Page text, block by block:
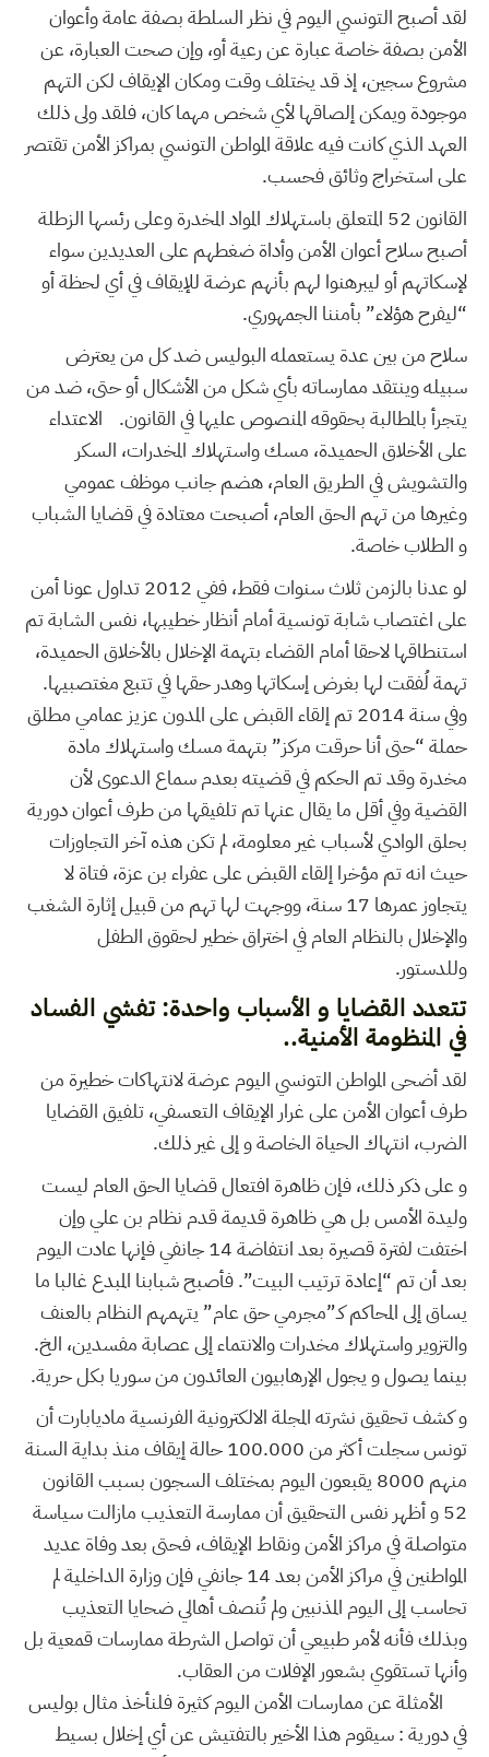
لقد أصبح التونسي اليوم في نظر السلطة بصفة عامة وأعوان
الأمن بصفة خاصة عبارة عن رعية أو، وإن صحت العبارة، عن
مشروع سجين، إذ قد يختلف وقت ومكان الإيقاف لكن التهم
موجودة ويمكن إلصاقها لأي شخص مهما كان، فلقد ولى ذلك
العهد الذي كانت فيه علاقة المواطن التونسي بمراكز الأمن تقتصر
على استخراج وثائق فحسب.
القانون 52 المتعلق باستهلاك المواد المخدرة وعلى رئسها الزطلة
أصبح سلاح أعوان الأمن وأداة ضغطهم على العديدين سواء
لإسكاتهم أو ليبرهنوا لهم بأنهم عرضة للإيقاف في أي لحظة أو
“ليفرح هؤلاء” بأمننا الجمهوري.
سلاح من بين عدة يستعمله البوليس ضد كل من يعترض
سبيله وينتقد ممارساته بأي شكل من الأشكال أو حتى، ضد من
يتجرأ بالمطالبة بحقوقه المنصوص عليها في القانون. الاعتداء
على الأخلاق الحميدة، مسك واستهلاك المخدرات، السكر
والتشويش في الطريق العام، هضم جانب موظف عمومي
وغيرها من تهم الحق العام، أصبحت معتادة في قضايا الشباب
و الطلاب خاصة.
لو عدنا بالزمن ثلاث سنوات فقط، ففي 2012 تداول عونا أمن
على اغتصاب شابة تونسية أمام أنظار خطيبها، نفس الشابة تم
استنطاقها لاحقا أمام القضاء بتهمة الإخلال بالأخلاق الحميدة،
تهمة لُفقت لها بغرض إسكاتها وهدر حقها في تتبع مغتصبيها.
وفي سنة 2014 تم إلقاء القبض على المدون عزيز عمامي مطلق
حملة “حتى أنا حرقت مركز” بتهمة مسك واستهلاك مادة
مخدرة وقد تم الحكم في قضيته بعدم سماع الدعوى لأن
القضية وفي أقل ما يقال عنها تم تلفيقها من طرف أعوان دورية
بحلق الوادي لأسباب غير معلومة، لم تكن هذه آخر التجاوزات
حيث انه تم مؤخرا إلقاء القبض على عفراء بن عزة، فتاة لا
يتجاوز عمرها 17 سنة، ووجهت لها تهم من قبيل إثارة الشغب
والإخلال بالنظام العام في اختراق خطير لحقوق الطفل
وللدستور.
تتعدد القضايا و الأسباب واحدة: تفشي الفساد
في المنظومة الأمنية..
لقد أضحى المواطن التونسي اليوم عرضة لانتهاكات خطيرة من
طرف أعوان الأمن على غرار الإيقاف التعسفي، تلفيق القضايا
الضرب، انتهاك الحياة الخاصة و إلى غير ذلك.
و على ذكر ذلك، فإن ظاهرة افتعال قضايا الحق العام ليست
وليدة الأمس بل هي ظاهرة قديمة قدم نظام بن علي وإن
اختفت لفترة قصيرة بعد انتفاضة 14 جانفي فإنها عادت اليوم
بعد أن تم “إعادة ترتيب البيت”. فأصبح شبابنا المبدع غالبا ما
يساق إلى المحاكم كـ”مجرمي حق عام” يتهمهم النظام بالعنف
والتزوير واستهلاك مخدرات والانتماء إلى عصابة مفسدين، الخ.
بينما يصول و يجول الإرهابيون العائدون من سوريا بكل حرية.
و كشف تحقيق نشرته المجلة الالكترونية الفرنسية ماديابارت أن
تونس سجلت أكثر من 100.000 حالة إيقاف منذ بداية السنة
منهم 8000 يقبعون اليوم بمختلف السجون بسبب القانون
52 و أظهر نفس التحقيق أن ممارسة التعذيب مازالت سياسة
متواصلة في مراكز الأمن ونقاط الإيقاف، فحتى بعد وفاة عديد
المواطنين في مراكز الأمن بعد 14 جانفي فإن وزارة الداخلية لم
تحاسب إلى اليوم المذنبين ولم تُنصف أهالي ضحايا التعذيب
وبذلك فأنه لأمر طبيعي أن تواصل الشرطة ممارسات قمعية بل
وأنها تستقوي بشعور الإفلات من العقاب.
الأمثلة عن ممارسات الأمن اليوم كثيرة فلنأخذ مثال بوليس
في دورية : سيقوم هذا الأخير بالتفتيش عن أي إخلال بسيط